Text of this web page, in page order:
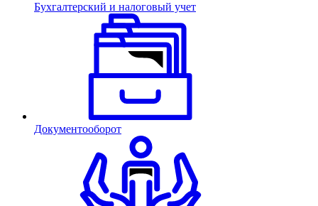
Бухгалтерский и налоговый учет
Документооборот